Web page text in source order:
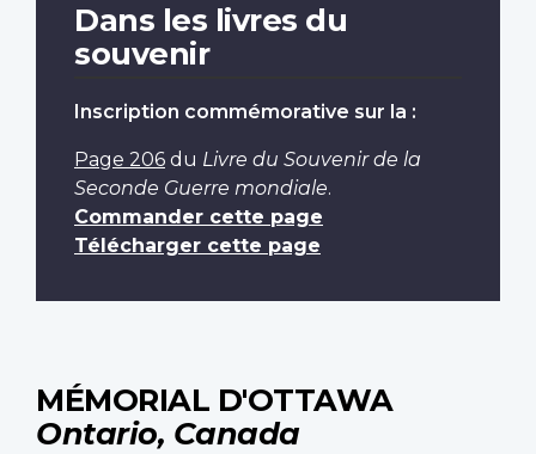
Dans les livres du
souvenir
Inscription commémorative sur la :
Page 206 du Livre du Souvenir de la
Seconde Guerre mondiale.
Commander cette page
Télécharger cette page
MÉMORIAL D'OTTAWA
Ontario, Canada